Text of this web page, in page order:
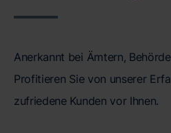
Anerkannt bei Ämtern,
Profitieren Sie von unserer
zufriedene Kunden vor Ihnen.